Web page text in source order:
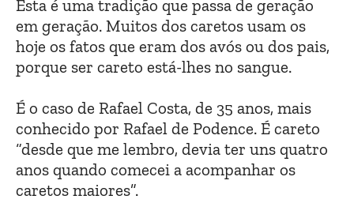
Esta é uma tradição que passa de geração
em geração. Muitos dos caretos usam os
hoje os fatos que eram dos avós ou dos pais,
porque ser careto está-lhes no sangue.
É o caso de Rafael Costa, de 35 anos, mais
conhecido por Rafael de Podence. É careto
“desde que me lembro, devia ter uns quatro
anos quando comecei a acompanhar os
caretos maiores”.